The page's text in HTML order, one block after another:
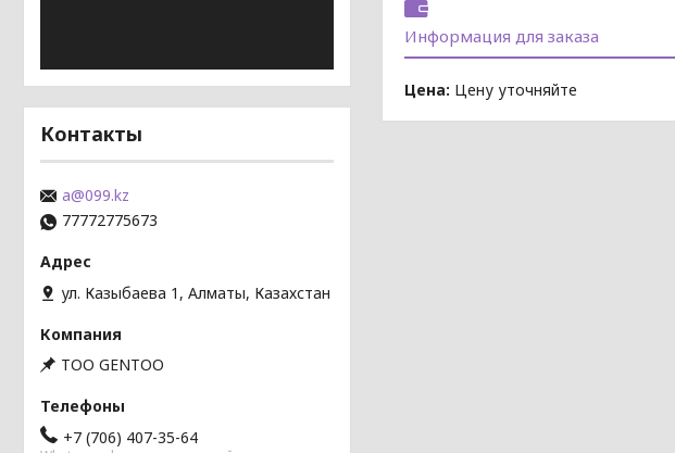
Информация для заказа
Цена: Цену уточняйте
Контакты
a@099.kz
77772775673
ул. Казыбаева 1, Алматы, Казахстан
TOO GENTOO
+7 (706) 407-35-64